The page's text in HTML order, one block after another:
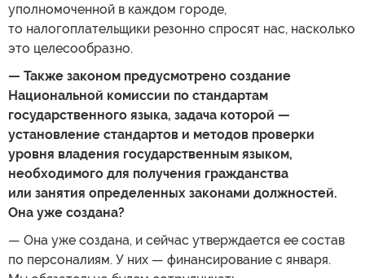
уполномоченной в каждом городе,
то налогоплательщики резонно спросят нас, насколько
это целесообразно.
— Также законом предусмотрено создание
Национальной комиссии по стандартам
государственного языка, задача которой —
установление стандартов и методов проверки
уровня владения государственным языком,
необходимого для получения гражданства
или занятия определенных законами должностей.
Она уже создана?
— Она уже создана, и сейчас утверждается ее состав
по персоналиям. У них — финансирование с января.